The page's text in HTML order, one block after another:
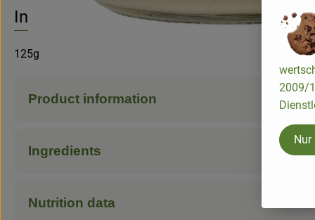
Info
125g
Product information
Ingredients
Nutrition data
2009/
Nur